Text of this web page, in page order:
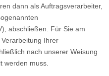
dann als Auftragsverarbeiter,
abschließen. Für Sie am
Ihrer
nach unserer Weisung
werden muss.